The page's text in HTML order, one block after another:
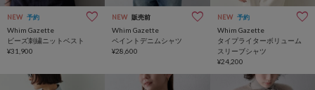
NEW 予約
Whim Gazette
ビーズ刺繍ニットベスト
¥31,900
NEW 販売前
Whim Gazette
ペイントデニムシャツ
¥28,600
NEW 予約
Whim Gazette
タイプライターボリューム
スリーブシャツ
¥24,200